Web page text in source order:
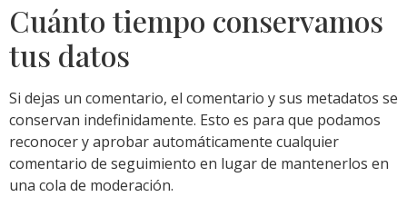
Cuánto tiempo conservamos
tus datos
Si dejas un comentario, el comentario y sus metadatos se
conservan indefinidamente. Esto es para que podamos
reconocer y aprobar automáticamente cualquier
comentario de seguimiento en lugar de mantenerlos en
una cola de moderación.